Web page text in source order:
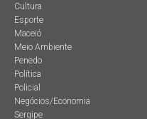
Cultura
Esporte
Maceió
Meio Ambiente
Penedo
Política
Policial
Negócios/Economia
Sergipe